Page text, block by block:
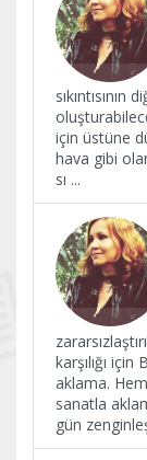
için üstüne
hava gibi
sı ...
karşılığı
aklama. Hem
sanatla
gün